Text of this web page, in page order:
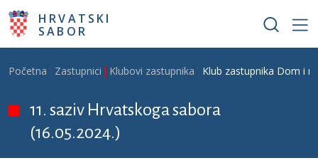
Skoči na glavni sadržaj
HRVATSKI
SABOR
Breadcrumb
Početna Zastupnici Klubovi zastupnika Klub zastupnika Dom i
11. saziv Hrvatskoga sabora
(16.05.2024.)